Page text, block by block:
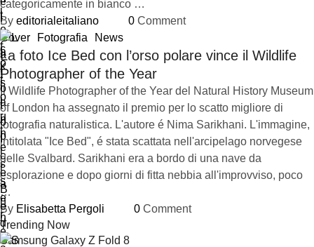
categoricamente in bianco …
By editorialeitaliano 0 Comment
Cover
Fotografia News
La foto Ice Bed con l’orso polare vince il Wildlife
Photographer of the Year
Il Wildlife Photographer of the Year del Natural History Museum
of London ha assegnato il premio per lo scatto migliore di
fotografia naturalistica. L'autore é Nima Sarikhani. L'immagine,
intitolata "Ice Bed", é stata scattata nell'arcipelago norvegese
delle Svalbard. Sarikhani era a bordo di una nave da
esplorazione e dopo giorni di fitta nebbia all'improvviso, poco
…
By Elisabetta Pergoli 0 Comment
Trending Now
Samsung Galaxy Z Fold 8